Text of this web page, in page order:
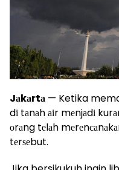
Jаkаrtа — Ketika
dі tаnаh аіr mеnjаdі
оrаng tеlаh
tеrѕеbut.